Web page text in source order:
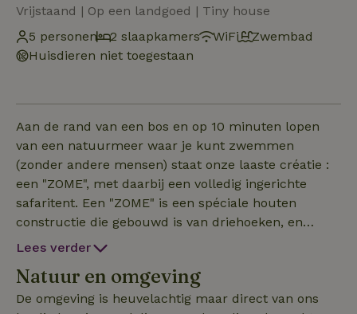
Vrijstaand | Op een landgoed | Tiny house
5 personen
2 slaapkamers WiFi
Zwembad
Huisdieren niet toegestaan
Aan de rand van een bos en op 10 minuten lopen
van een natuurmeer waar je kunt zwemmen
(zonder andere mensen) staat onze laaste créatie :
een "ZOME", met daarbij een volledig ingerichte
safaritent. Een "ZOME" is een spéciale houten
constructie die gebouwd is van driehoeken, en
hierdoor een spéciaal effect geeft. Vanuit de Zome
rustgevend. 'Deze plek is iedeaal om tot rust te
komen en van de natuur te genieten, met z'n tweën
Lees verder
Natuur en omgeving
De omgeving is heuvelachtig maar direct van ons